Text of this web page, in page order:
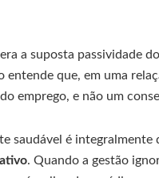
a suposta passividade
que, em uma
emprego, e não um
saudável é integralmente
. Quando a gestão